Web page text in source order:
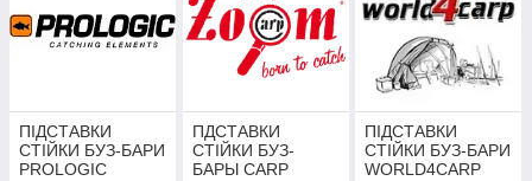
ПІДСТАВКИ
СТІЙКИ БУЗ-БАРИ
PROLOGIC
ПДСТАВКИ
СТІЙКИ БУЗ-
БАРЫ CARP
ПІДСТАВКИ
СТІЙКИ БУЗ-БАРИ
WORLD4CARP